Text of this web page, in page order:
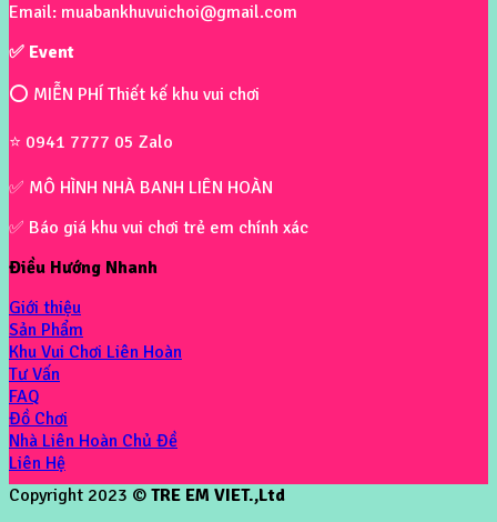
Email: muabankhuvuichoi@gmail.com
✅ Event
⭕ MIỄN PHÍ Thiết kế khu vui chơi
⭐ 0941 7777 05 Zalo
✅ MÔ HÌNH NHÀ BANH LIÊN HOÀN
✅ Báo giá khu vui chơi trẻ em chính xác
Điều Hướng Nhanh
Giới thiệu
Sản Phẩm
Khu Vui Chơi Liên Hoàn
Tư Vấn
FAQ
Đồ Chơi
Nhà Liên Hoàn Chủ Đề
Liên Hệ
Copyright 2023 © TRE EM VIET.,Ltd